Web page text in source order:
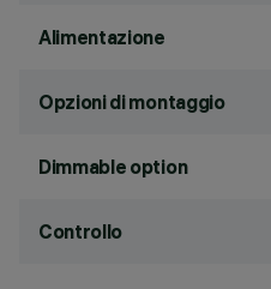
Alimentazione
Opzioni di montaggio
Dimmable option
Controllo